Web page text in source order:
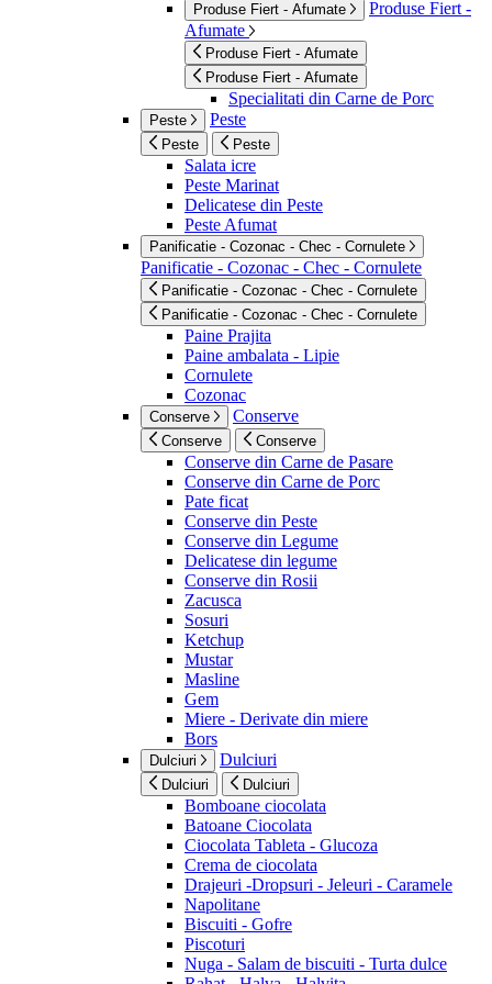
Produse Fiert - Afumate
Produse Fiert -
Afumate
Produse Fiert - Afumate
Produse Fiert - Afumate
Specialitati din Carne de Porc
Peste Peste
Peste Peste
Salata icre
Peste Marinat
Delicatese din Peste
Peste Afumat
Panificatie - Cozonac - Chec - Cornulete
Panificatie - Cozonac - Chec - Cornulete
Panificatie - Cozonac - Chec - Cornulete
Panificatie - Cozonac - Chec - Cornulete
Paine Prajita
Paine ambalata - Lipie
Cornulete
Cozonac
Conserve Conserve
Conserve Conserve
Conserve din Carne de Pasare
Conserve din Carne de Porc
Pate ficat
Conserve din Peste
Conserve din Legume
Delicatese din legume
Conserve din Rosii
Zacusca
Sosuri
Ketchup
Mustar
Masline
Gem
Miere - Derivate din miere
Bors
Dulciuri Dulciuri
Dulciuri Dulciuri
Bomboane ciocolata
Batoane Ciocolata
Ciocolata Tableta - Glucoza
Crema de ciocolata
Drajeuri -Dropsuri - Jeleuri - Caramele
Napolitane
Biscuiti - Gofre
Piscoturi
Nuga - Salam de biscuiti - Turta dulce